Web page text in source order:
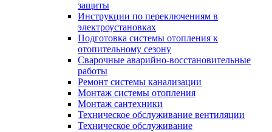
защиты
Инструкции по переключениям в
электроустановках
Подготовка системы отопления к
отопительному сезону
Сварочные аварийно-восстановительные
работы
Ремонт системы канализации
Монтаж системы отопления
Монтаж сантехники
Техническое обслуживание вентиляции
Техническое обслуживание